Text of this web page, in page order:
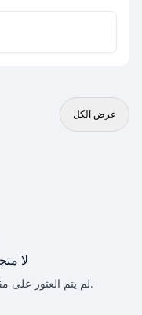
عرض الكل
لا
لم يتم العثور على مقالات مطابقة للبحث الذي تم تحديده.